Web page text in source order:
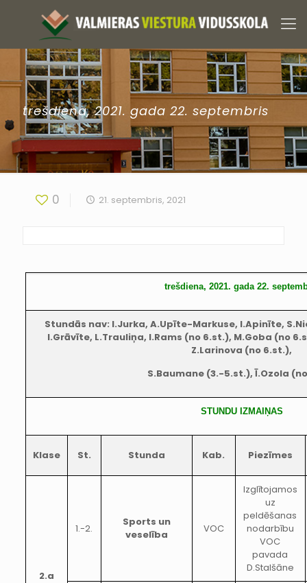
trešdiena, 2021. gada 22. septembris
0 21. septembris, 2021
trešdiena, 2021. gada 22.
Stundās nav: I.Jurka, A.Upīte-Markuse, I.Apinīte,
I.Grāvīte, L.Trauliņa, I.Rams (no 6.st.), M.Goba (no
Z.Larinova (no 6.st.),
S.Baumane (3.-5.st.), Ī.Ozola
STUNDU IZMAIŅAS
Klase St. Stunda Kab. Piezīmes
2.a
1.-2.
Sports un
veselība
VOC
Izglītojamos
uz
peldēšanas
nodarbību
VOC
pavada
D.Stalšāne